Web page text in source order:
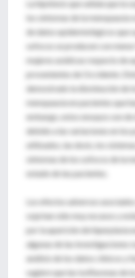
La hipótesis que señala que la
los síntomas de la menopausia
de datos epidemiológicos que
sofocos se producen con
mujeres asiáticas respecto de
provenientes de Occidente.
demostrado la disminución de
menopausia en pacientes que
embargo, estos ensayos son
debido a las variaciones en los
utilizados, las dosis, los
síntomas de los sofocos de la
estado de las pacientes.
Los efectos adversos
soja han sido muy escasos y
por la aparición de hiperplasia
algunas de las investigaciones
análisis de los datos clínicos y
sugiere que las isoflavonas de